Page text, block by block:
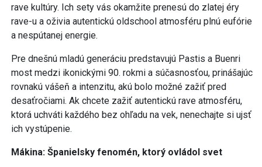
rave kultúry. Ich sety vás okamžite prenesú do zlatej éry
rave-u a oživia autentickú oldschool atmosféru plnú eufórie
a nespútanej energie.
Pre dnešnú mladú generáciu predstavujú Pastis a Buenri
most medzi ikonickými 90. rokmi a súčasnosťou, prinášajúc
rovnakú vášeň a intenzitu, akú bolo možné zažiť pred
desaťročiami. Ak chcete zažiť autentickú rave atmosféru,
ktorá uchváti každého bez ohľadu na vek, nenechajte si ujsť
ich vystúpenie.
Mákina: Španielsky fenomén, ktorý ovládol svet